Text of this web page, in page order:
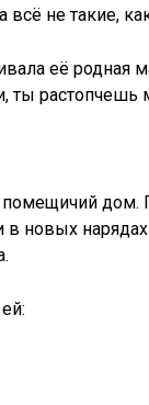
не такие,
её родная
ты растопчешь
дом.
новых нарядах